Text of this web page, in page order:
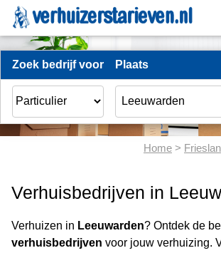
Zoek bedrijf voor Plaats
Home >
Verhuisbedrijven in
Verhuizen in Leeuwarden? Ontdek de
verhuisbedrijven voor jouw verhuizing.